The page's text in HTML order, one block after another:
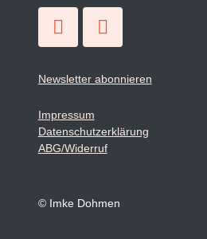
Newsletter abonnieren
Impressum
Datenschutzerklärung
ABG/Widerruf
© Imke Dohmen